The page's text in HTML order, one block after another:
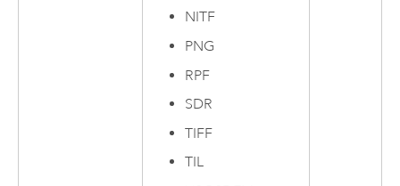
NITF
PNG
RPF
SDR
TIFF
TIL